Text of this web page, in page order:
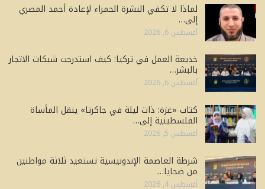
لماذا لا تكفي النشرة الحمراء لإعادة أحمد المصري
إلى…
أغسطس 6, 2026
خديعة العمل في تركيا: كيف استدرجت شبكات الاتجار
بالبشر…
أغسطس 6, 2026
كتاب «غزة: ذات ليلة في جاكرتا» ينقل المأساة
الفلسطينية إلى…
أغسطس 5, 2026
شرطة العاصمة الإندونيسية تستعيد ثلاثة مواطنين
من ضحايا…
أغسطس 4, 2026